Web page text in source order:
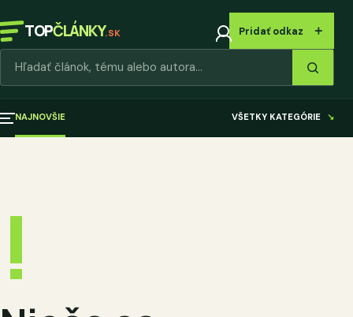
TOPČLÁNKY.SK Pridať odkaz ＋
NAJNOVŠIE VŠETKY KATEGÓRIE ↘
!